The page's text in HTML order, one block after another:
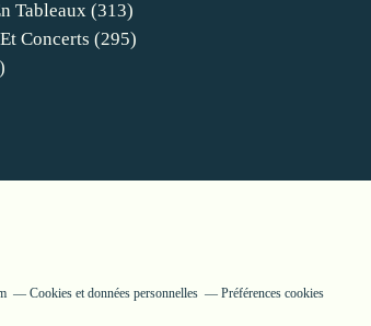
Tableaux (313)
Concerts (295)
Cookies et données personnelles Préférences cookies